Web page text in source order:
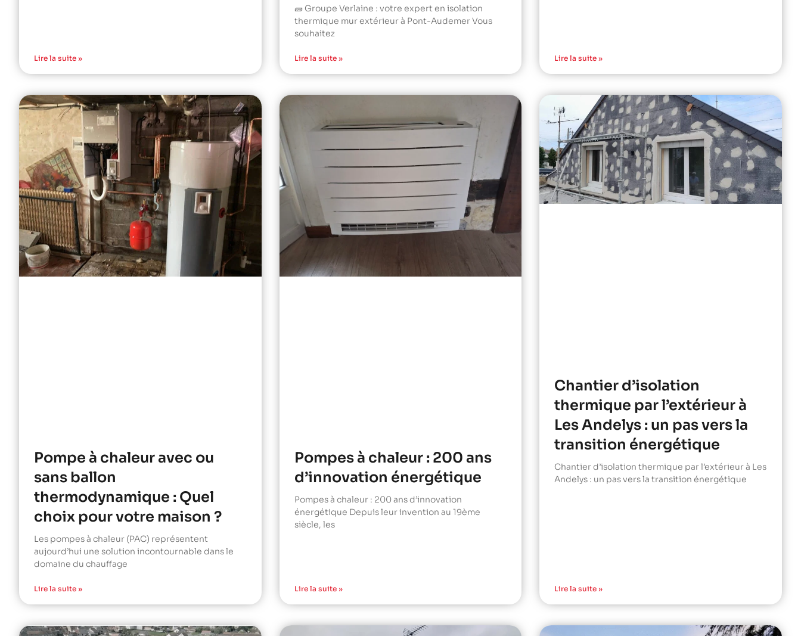
Lire la suite »
🧱 Groupe Verlaine : votre expert en isolation
thermique mur extérieur à Pont-Audemer Vous
souhaitez
Lire la suite » Lire la suite »
Pompe à chaleur avec ou
sans ballon
thermodynamique : Quel
choix pour votre maison ?
Les pompes à chaleur (PAC) représentent
aujourd’hui une solution incontournable dans le
domaine du chauffage
Lire la suite »
Pompes à chaleur : 200 ans
d’innovation énergétique
Pompes à chaleur : 200 ans d’innovation
énergétique Depuis leur invention au 19ème
siècle, les
Lire la suite »
Chantier d’isolation
thermique par l’extérieur à
Les Andelys : un pas vers la
transition énergétique
Chantier d’isolation thermique par l’extérieur à Les
Andelys : un pas vers la transition énergétique
Lire la suite »